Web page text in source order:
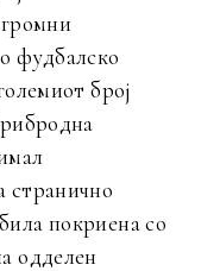
фудбалско
број
странично
покриена со
одделен